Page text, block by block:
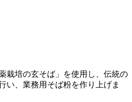
栽培の玄そば」を使用し、伝統の
い、 業務用そば粉を作り上げま